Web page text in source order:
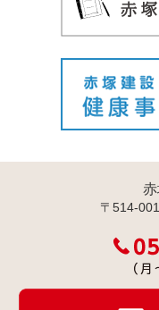
〒514-